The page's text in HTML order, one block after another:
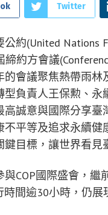
Twitter
約(United Nations
締約方會議
的會議聚焦熱帶雨
型負責人王保勲、
高誠意與國際分享
不平等及追求永續
目標，讓世界看見
COP國際盛會，
時間逾30小時，仍